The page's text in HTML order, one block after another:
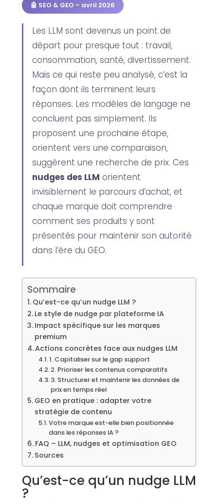
🤖 SEO & GEO – avril 2026
Les LLM sont devenus un point de
départ pour presque tout : travail,
consommation, santé, divertissement.
Mais ce qui reste peu analysé, c’est la
façon dont ils terminent leurs
réponses. Les modèles de langage ne
concluent pas simplement. Ils
proposent une prochaine étape,
orientent vers une comparaison,
suggèrent une recherche de prix. Ces
nudges des LLM orientent
invisiblement le parcours d’achat, et
chaque marque doit comprendre
comment ses produits y sont
présentés pour maintenir son autorité
dans l’ère du GEO.
Sommaire
Qu’est-ce qu’un nudge LLM ?
Le style de nudge par plateforme IA
Impact spécifique sur les marques
premium
Actions concrètes face aux nudges LLM
1. Capitaliser sur le gap support
2. Prioriser les contenus comparatifs
3. Structurer et maintenir les données de
prix en temps réel
GEO en pratique : adapter votre
stratégie de contenu
Votre marque est-elle bien positionnée
dans les réponses IA ?
FAQ – LLM, nudges et optimisation GEO
Sources
Qu’est-ce qu’un nudge LLM
?